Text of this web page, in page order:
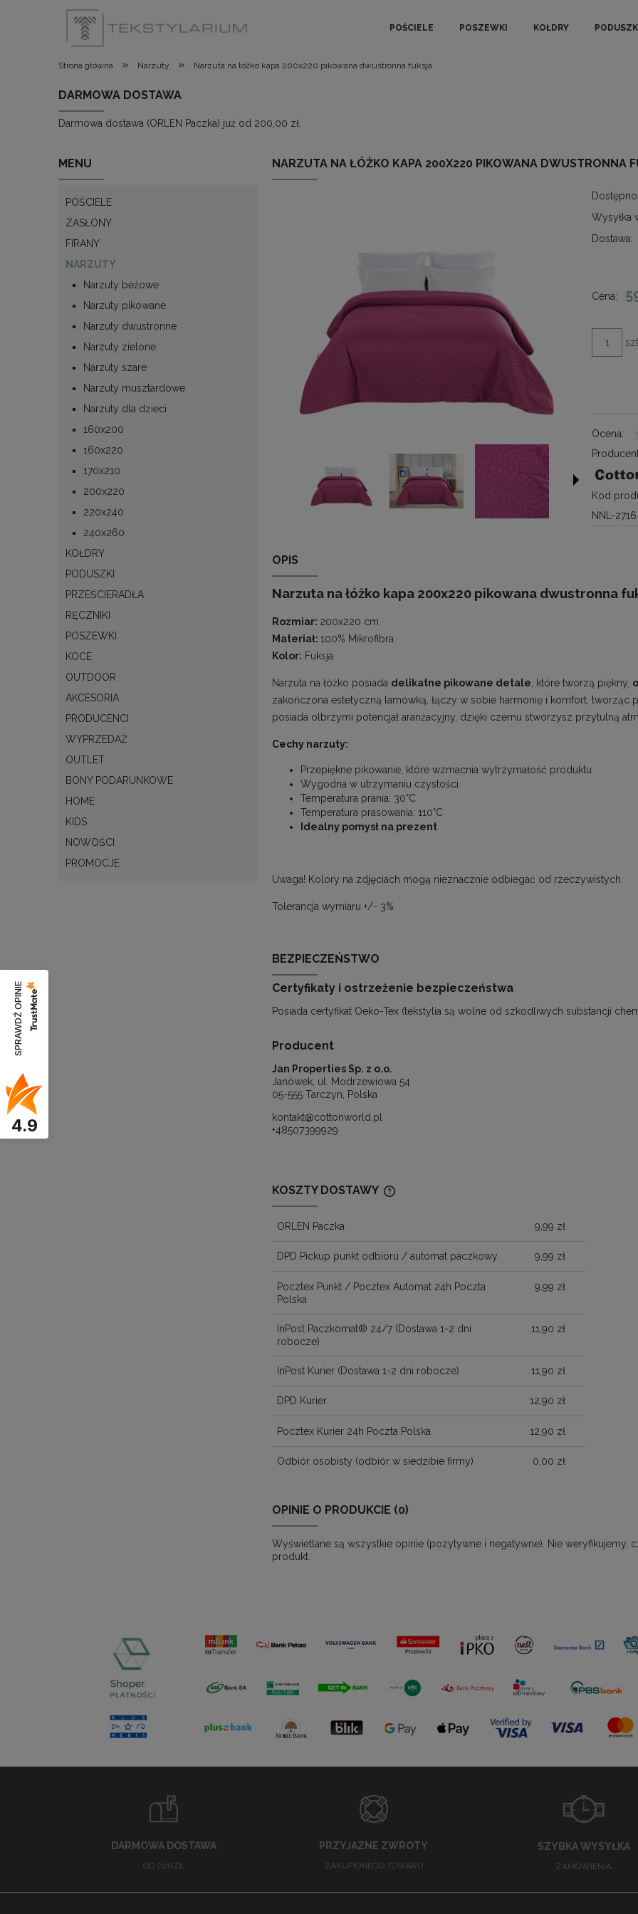
POŚCIELE POSZEWKI KOŁDRY PODUSZKI
Strona główna » Narzuty » Narzuta na łóżko kapa 200x220 pikowana dwustronna fuksja
DARMOWA DOSTAWA
Darmowa dostawa (ORLEN Paczka) już od 200,00 zł.
MENU
POŚCIELE
ZASŁONY
FIRANY
NARZUTY
Narzuty beżowe
Narzuty pikowane
Narzuty dwustronne
Narzuty zielone
Narzuty szare
Narzuty musztardowe
Narzuty dla dzieci
160x200
160x220
170x210
200x220
220x240
240x260
KOŁDRY
PODUSZKI
PRZEŚCIERADŁA
RĘCZNIKI
POSZEWKI
KOCE
OUTDOOR
AKCESORIA
PRODUCENCI
WYPRZEDAŻ
OUTLET
BONY PODARUNKOWE
HOME
KIDS
NOWOŚCI
PROMOCJE
NARZUTA NA ŁÓŻKO KAPA 200X220 PIKOWANA DWUSTRONNA
Wysyłka
Dostawa:
Cena:
Ocena:
Kod
NNL-2716
OPIS
Narzuta na łóżko kapa 200x220 pikowana dwustronna
Rozmiar: 200x220 cm
Materiał: 100% Mikrofibra
Kolor: Fuksja
Narzuta na łóżko posiada delikatne pikowane detale , które tworzą piękny,
zakończona estetyczną lamówką, łączy w sobie harmonię i komfort, tworząc
posiada olbrzymi potencjał aranżacyjny, dzięki czemu stworzysz przytulną
Cechy narzuty:
Przepiękne pikowanie, które wzmacnia wytrzymałość produktu
Wygodna w utrzymaniu czystości
Temperatura prania: 30°C
Temperatura prasowania: 110°C
Idealny pomysł na prezent
Uwaga! Kolory na zdjęciach mogą nieznacznie odbiegać od rzeczywistych.
Tolerancja wymiaru +/- 3%
BEZPIECZEŃSTWO
Certyfikaty i ostrzeżenie bezpieczeństwa
Posiada certyfikat Oeko-Tex (tekstylia są wolne od szkodliwych substancji
Producent
Jan Properties Sp. z o.o.
Janówek, ul. Modrzewiowa 54
05-555 Tarczyn, Polska
kontakt@cottonworld.pl
+48507399929
KOSZTY DOSTAWY
CENA NIE ZAWIERA EWENTUALNYCH
ORLEN Paczka 9,99 zł
DPD Pickup punkt odbioru / automat paczkowy 9,99 zł
Pocztex Punkt / Pocztex Automat 24h Poczta
Polska
9,99 zł
InPost Paczkomat® 24/7 (Dostawa 1-2 dni
robocze)
11,90 zł
InPost Kurier (Dostawa 1-2 dni robocze) 11,90 zł
DPD Kurier 12,90 zł
Pocztex Kurier 24h Poczta Polska 12,90 zł
Odbiór osobisty (odbiór w siedzibie firmy) 0,00 zł
OPINIE O PRODUKCIE (0)
Wyświetlane są wszystkie opinie (pozytywne i negatywne). Nie
produkt.
DARMOWA DOSTAWA
OD 200ZŁ
PRZYJAZNE ZWROTY
ZAKUPIONEGO TOWARU
SZYBKA WYSYŁKA
ZAMÓWIENIA
SPRAWDŹ OPINIE
4.9